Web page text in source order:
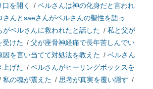
を開く
/ ベルさんは神の化身だと言われ
さんとsaeさんがベルさんの聖性を語っ
がベルさんに救われたと話した / 私と父が
受けた / 父が座骨神経痛で長年苦しんでい
因を言い当てて対処法を教えた / ベルさん
上げた / ベルさんがヒーリングボックスを
私の魂が震えた / 思考が真実を覆い隠す /